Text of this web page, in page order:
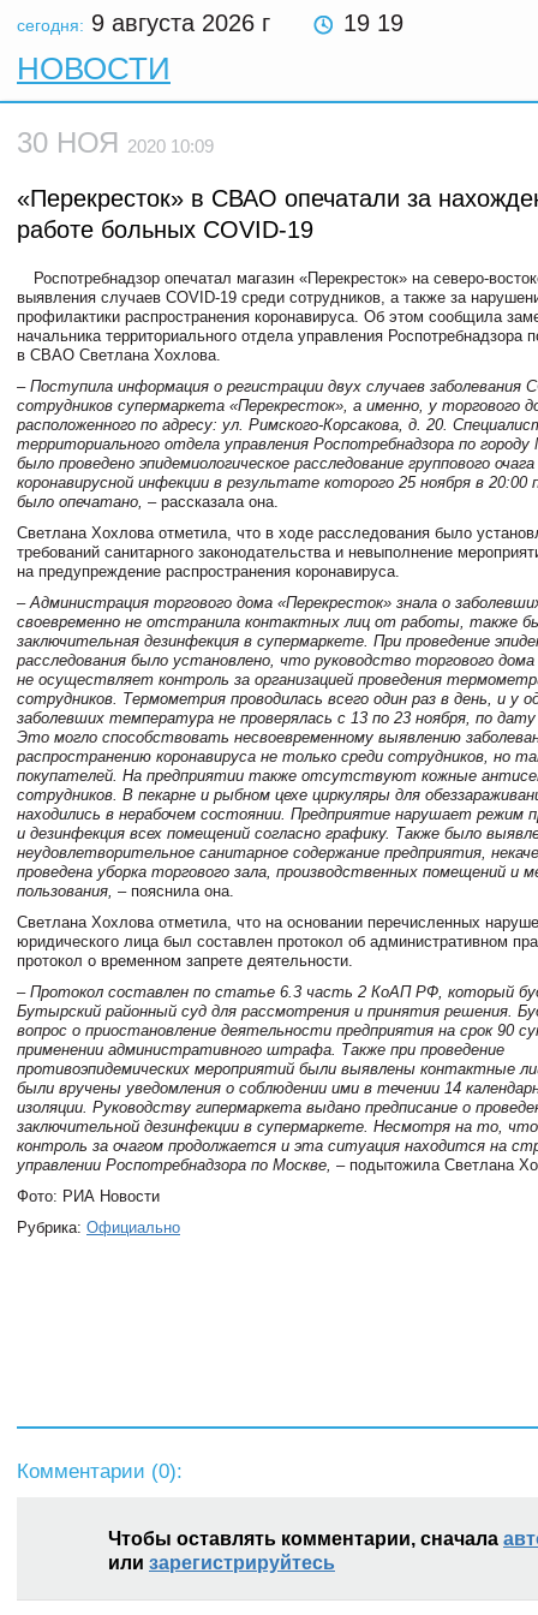
сегодня: 9 августа 2026 г 19 19
НОВОСТИ
30 НОЯ 2020 10:09
«Перекресток» в СВАО опечатали за
работе больных COVID-19
Роспотребнадзор опечатал магазин «Перекресток» на северо-
выявления случаев COVID-19 среди сотрудников, а также за
профилактики распространения коронавируса. Об этом сообщила
начальника территориального отдела управления Роспотребнадзора
в СВАО Светлана Хохлова.
– Поступила информация о регистрации двух случаев заболевания
сотрудников супермаркета «Перекресток», а именно, у торгового
расположенного по адресу: ул. Римского-Корсакова, д. 20.
территориального отдела управления Роспотребнадзора по
было проведено эпидемиологическое расследование группового
коронавирусной инфекции в результате которого 25 ноября в 20:00
было опечатано, – рассказала она.
Светлана Хохлова отметила, что в ходе расследования было
требований санитарного законодательства и невыполнение
на предупреждение распространения коронавируса.
– Администрация торгового дома «Перекресток» знала о
своевременно не отстранила контактных лиц от работы, также
заключительная дезинфекция в супермаркете. При проведение
расследования было установлено, что руководство торгового
не осуществляет контроль за организацией проведения
сотрудников. Термометрия проводилась всего один раз в день, и у
заболевших температура не проверялась с 13 по 23 ноября, по дату
Это могло способствовать несвоевременному выявлению
распространению коронавируса не только среди сотрудников, но
покупателей. На предприятии также отсутствуют кожные
сотрудников. В пекарне и рыбном цехе циркуляры для
находились в нерабочем состоянии. Предприятие нарушает режим
и дезинфекция всех помещений согласно графику. Также было
неудовлетворительное санитарное содержание предприятия,
проведена уборка торгового зала, производственных помещений и
пользования, – пояснила она.
Светлана Хохлова отметила, что на основании перечисленных
юридического лица был составлен протокол об административном
протокол о временном запрете деятельности.
– Протокол составлен по статье 6.3 часть 2 КоАП РФ, который
Бутырский районный суд для рассмотрения и принятия решения.
вопрос о приостановление деятельности предприятия на срок 90
применении административного штрафа. Также при проведение
противоэпидемических мероприятий были выявлены контактные
были вручены уведомления о соблюдении ими в течении 14
изоляции. Руководству гипермаркета выдано предписание о
заключительной дезинфекции в супермаркете. Несмотря на то,
контроль за очагом продолжается и эта ситуация находится на
управлении Роспотребнадзора по Москве, – подытожила Светлана
Фото: РИА Новости
Рубрика: Официально
Комментарии (0):
Чтобы оставлять комментарии, сначала
или зарегистрируйтесь